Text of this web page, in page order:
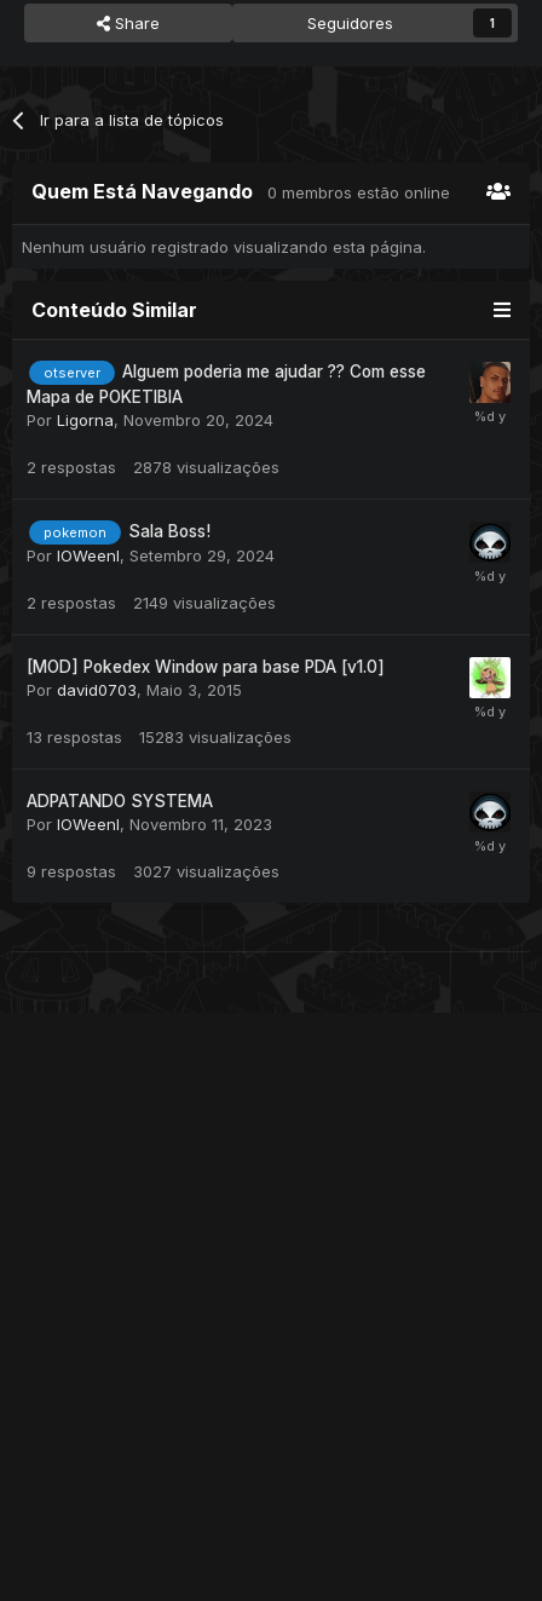
Share Seguidores 1
Ir para a lista de tópicos
Quem Está Navegando 0 membros estão online
Nenhum usuário registrado visualizando esta página.
Conteúdo Similar
otserver
Alguem poderia me ajudar ?? Com esse
Mapa de POKETIBIA
Por Ligorna, Novembro 20, 2024
2 respostas 2878 visualizações
pokemon
Sala Boss!
Por IOWeenI, Setembro 29, 2024
2 respostas 2149 visualizações
[MOD] Pokedex Window para base PDA [v1.0]
Por david0703, Maio 3, 2015
13 respostas 15283 visualizações
ADPATANDO SYSTEMA
Por IOWeenI, Novembro 11, 2023
9 respostas 3027 visualizações